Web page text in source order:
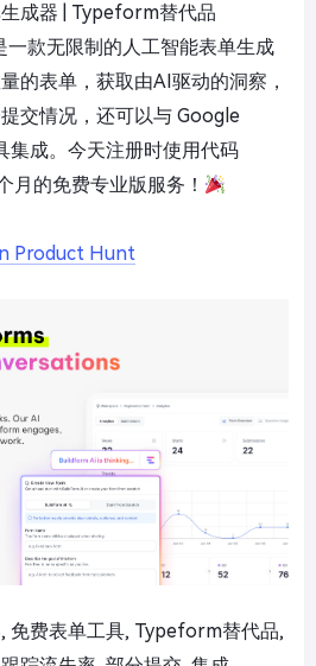
成器 | Typeform替代品
一款无限制的人工智能表单生成
的表单，获取由AI驱动的洞察，
交情况，还可以与 Google
成。今天注册时使用代码
月的免费专业版服务！
Product Hunt
, 免费表单工具, Typeform替代品,